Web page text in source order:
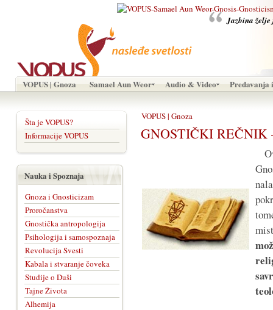
Jazbina želje
VOPUS | Gnoza Samael Aun Weor Audio & Video Predavanja
VOPUS | Gnoza
GNOSTIČKI REČNIK
Šta je VOPUS?
Informacije VOPUS
Nauka i Spoznaja
Gnoza i Gnosticizam
Proročanstva
Gnostička antropologija
Psihologija i samospoznaja
Revolucija Svesti
Kabala i stvaranje čoveka
Studije o Duši
Tajne Života
Alhemija